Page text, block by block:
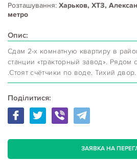
Розташування: Харьков, ХТЗ,
метро
Опис:
Сдам 2-х комнатную квартиру в
станции «тракторный завод». Рядом
.Стоят счётчики по воде. Тихий двор.
Поділитися:
ЗАЯВКА НА